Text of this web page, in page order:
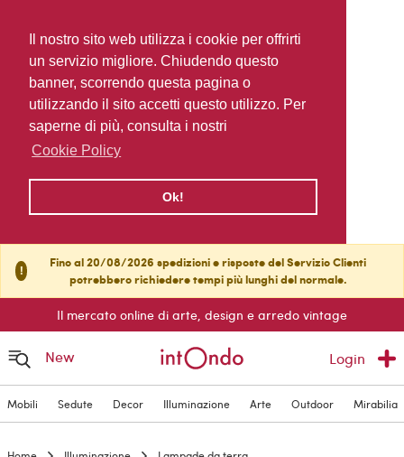
Il nostro sito web utilizza i cookie per offrirti
un servizio migliore. Chiudendo questo
banner, scorrendo questa pagina o
utilizzando il sito accetti questo utilizzo. Per
saperne di più, consulta i nostri
Cookie Policy
Ok!
!
Fino al 20/08/2026 spedizioni e risposte del Servizio Clienti
potrebbero richiedere tempi più lunghi del normale.
Il mercato online di arte, design e arredo vintage
New Login
Mobili Sedute Decor Illuminazione Arte Outdoor Mirabilia